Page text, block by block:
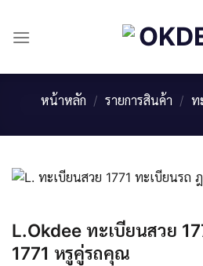
content
หน้าหลัก / รายการสินค้า / ท
L.Okdee ทะเบียนสวย
1771 หรูคู่รถคุณ